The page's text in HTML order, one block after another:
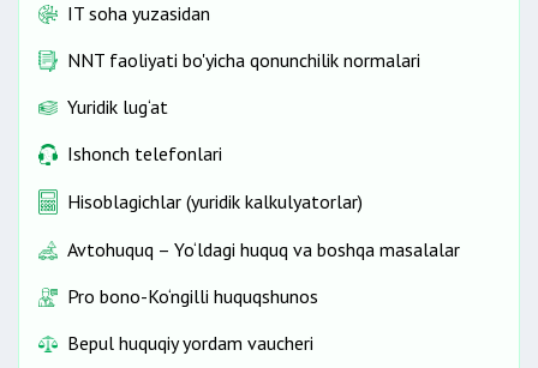
IT soha yuzasidan
NNT faoliyati bo'yicha qonunchilik normalari
Yuridik lug‘at
Ishonch telefonlari
Hisoblagichlar (yuridik kalkulyatorlar)
Avtohuquq – Yo‘ldagi huquq va boshqa masalalar
Pro bono-Ko‘ngilli huquqshunos
Bepul huquqiy yordam vaucheri